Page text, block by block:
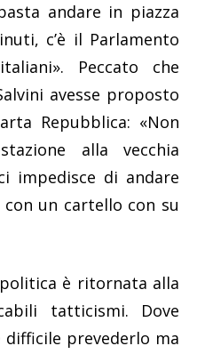
andare in piazza
c’è il Parlamento
Peccato che
avesse proposto
Repubblica: «Non
alla vecchia
impedisce di andare
un cartello con su
è ritornata alla
tatticismi. Dove
prevederlo ma